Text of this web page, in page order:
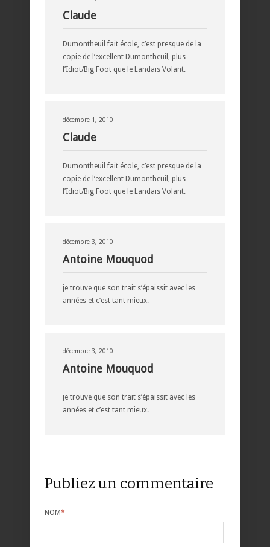
Claude
Dumontheuil fait école, c’est presque de la
copie de l’excellent Dumontheuil, plus
l’Idiot/Big Foot que le Landais Volant.
décembre 1, 2010
Claude
Dumontheuil fait école, c’est presque de la
copie de l’excellent Dumontheuil, plus
l’Idiot/Big Foot que le Landais Volant.
décembre 3, 2010
Antoine Mouquod
je trouve que son trait s’épaissit avec les
années et c’est tant mieux.
décembre 3, 2010
Antoine Mouquod
je trouve que son trait s’épaissit avec les
années et c’est tant mieux.
Publiez un commentaire
NOM*